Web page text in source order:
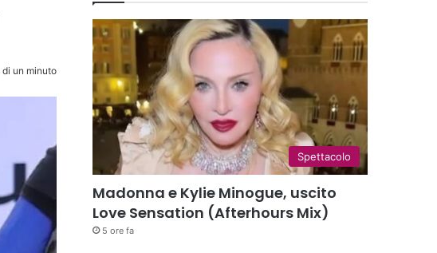
di un minuto
Spettacolo
Madonna e Kylie Minogue, uscito
Love Sensation (Afterhours Mix)
5 ore fa